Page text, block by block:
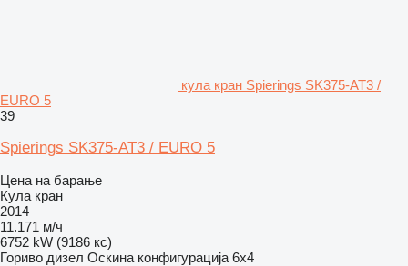
кула кран Spierings SK375-AT3 /
EURO 5
39
Spierings SK375-AT3 / EURO 5
Цена на барање
Кула кран
2014
11.171 м/ч
6752 kW (9186 кс)
Гориво дизел Оскина конфигурација 6x4